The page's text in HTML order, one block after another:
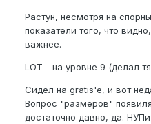
Растун, несмотря на
показатели того, что
важнее.
LOT - на уровне 9 (делал
Сидел на gratis'е, и вот
Вопрос "размеров"
достаточно давно, да.